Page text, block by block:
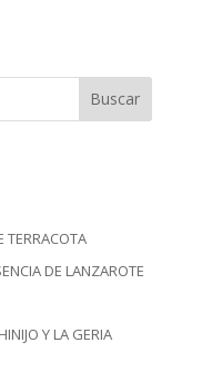
Buscar
TERRACOTA
DE LANZAROTE
Y LA GERIA